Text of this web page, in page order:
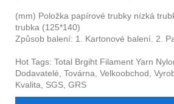
(mm) Položka papírové trubky nízká
trubka (125*140)
Způsob balení: 1. Kartonové balení. 2.
Hot Tags: Total Brgiht Filament Yarn
Dodavatelé, Továrna, Velkoobchod,
Kvalita, SGS, GRS